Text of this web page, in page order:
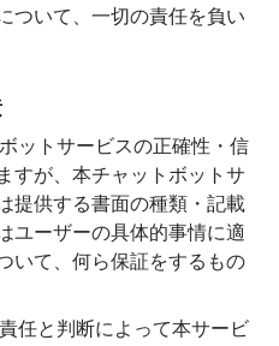
ついて、一切の責任を負い
ットサービスの正確性・信
すが、本チャットボットサ
提供する書面の種類・記載
ユーザーの具体的事情に適
いて、何ら保証をするもの
任と判断によって本サービ